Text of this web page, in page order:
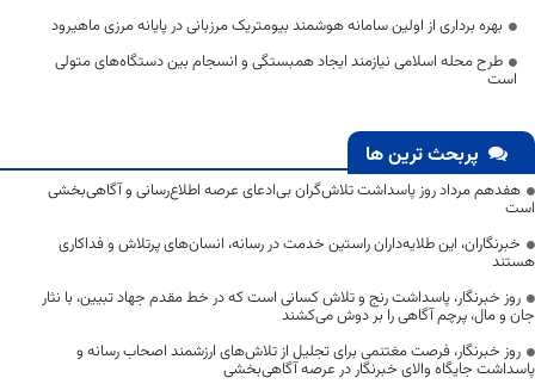
بهره برداری از اولین سامانه هوشمند بیومتریک مرزبانی در پایانه مرزی ماهیرود
طرح محله اسلامی نیازمند ایجاد همبستگی و انسجام بین دستگاه‌های متولی
است
پربحث ترین ها
هفدهم مرداد روز پاسداشت تلاش‌گران بی‌ادعای عرصه اطلاع‌رسانی و آگاهی‌بخشی
است
خبرنگاران، این طلایه‌داران راستین خدمت در رسانه، انسان‌های پرتلاش و فداکاری
هستند
روز خبرنگار، پاسداشت رنج و تلاش کسانی است که در خط مقدم جهاد تبیین، با نثار
جان و مال، پرچم آگاهی را بر دوش می‌کشند
روز خبرنگار، فرصت مغتنمی برای تجلیل از تلاش‌های ارزشمند اصحاب رسانه و
پاسداشت جایگاه والای خبرنگار در عرصه آگاهی‌بخشی